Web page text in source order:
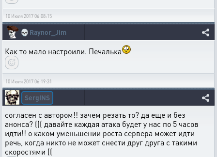
10 Июля 2017 06:08:15
💀 Raynor_Jim
Как то мало настроили. Печалька
10 Июля 2017 06:19:31
SergINS
согласен с автором!! зачем резать то? да еще и без
анонса? ((( давайте каждая атака будет у нас по 5 часов
идти!! о каком уменьшении роста сервера может идти
речь, когда никто не может снести друг друга с такими
скоростями ((